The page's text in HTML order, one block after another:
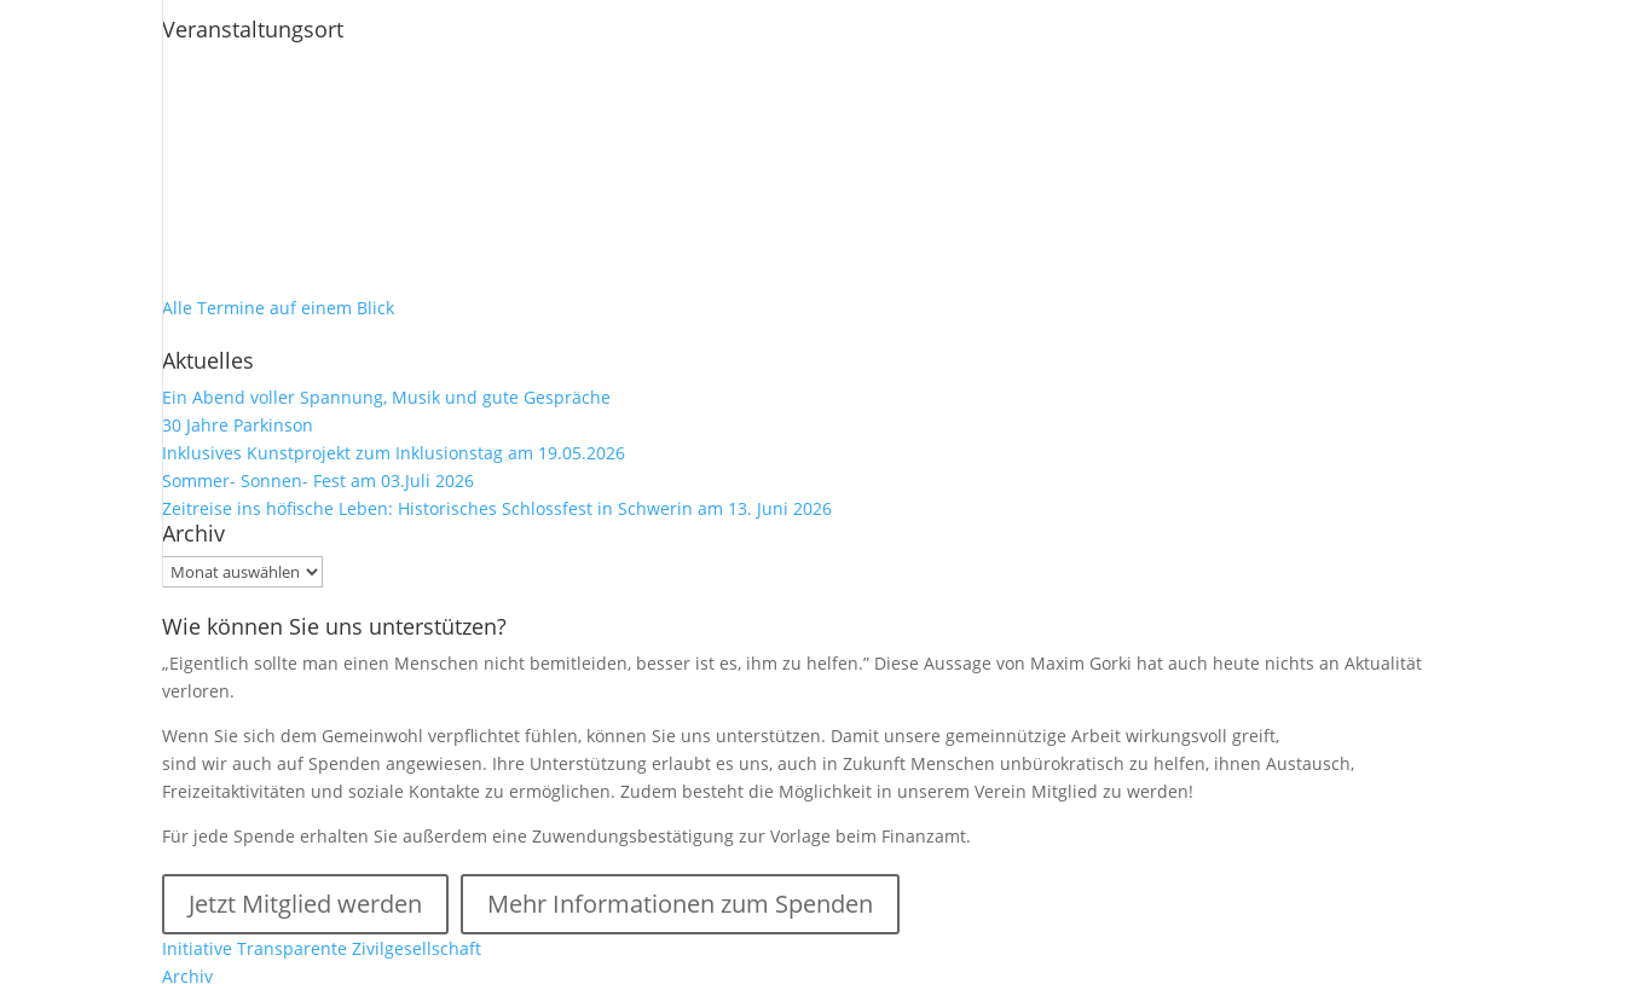
Veranstaltungsort
Alle Termine auf einem Blick
Aktuelles
Ein Abend voller Spannung, Musik und gute Gespräche
30 Jahre Parkinson
Inklusives Kunstprojekt zum Inklusionstag am 19.05.2026
Sommer- Sonnen- Fest am 03.Juli 2026
Zeitreise ins höfische Leben: Historisches Schlossfest in Schwerin am 13. Juni 2026
Archiv
Archiv
Wie können Sie uns unterstützen?
„Eigentlich sollte man einen Menschen nicht bemitleiden, besser ist es, ihm zu helfen.” Diese Aussage von Maxim Gorki hat auch heute nichts an Aktualität
verloren.
Wenn Sie sich dem Gemeinwohl verpflichtet fühlen, können Sie uns unterstützen. Damit unsere gemeinnützige Arbeit wirkungsvoll greift,
sind wir auch auf Spenden angewiesen. Ihre Unterstützung erlaubt es uns, auch in Zukunft Menschen unbürokratisch zu helfen, ihnen Austausch,
Freizeitaktivitäten und soziale Kontakte zu ermöglichen. Zudem besteht die Möglichkeit in unserem Verein Mitglied zu werden!
Für jede Spende erhalten Sie außerdem eine Zuwendungsbestätigung zur Vorlage beim Finanzamt.
Jetzt Mitglied werden Mehr Informationen zum Spenden
Initiative Transparente Zivilgesellschaft
Archiv